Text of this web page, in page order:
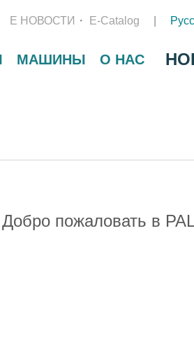
Е НОВОСТИ E-Catalog
МАШИНЫ О НАС
Добро пожаловать в